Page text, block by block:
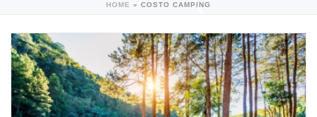
HOME » COSTO CAMPING